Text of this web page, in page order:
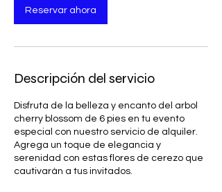
Reservar ahora
Descripción del servicio
Disfruta de la belleza y encanto del arbol
cherry blossom de 6 pies en tu evento
especial con nuestro servicio de alquiler.
Agrega un toque de elegancia y
serenidad con estas flores de cerezo que
cautivarán a tus invitados.